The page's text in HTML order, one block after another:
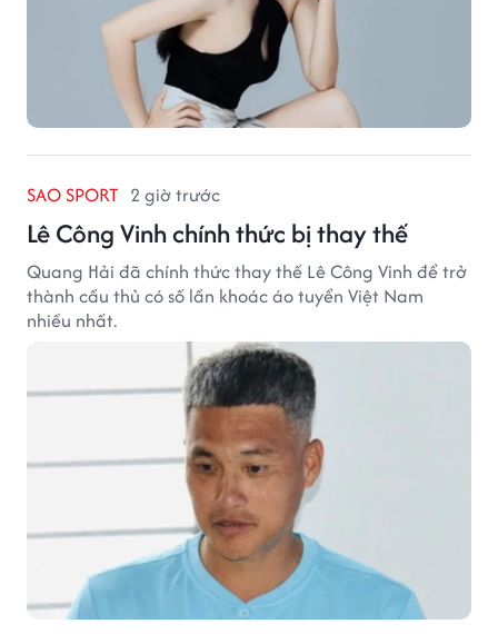
SAO SPORT 2 giờ trước
Lê Công Vinh chính thức bị thay thế
Quang Hải đã chính thức thay thế Lê Công Vinh để trở
thành cầu thủ có số lần khoác áo tuyển Việt Nam
nhiều nhất.